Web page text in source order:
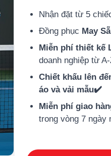
Nhận đặt từ 5
Đồng phục May
Miễn phí thiết kế
doanh nghiệp từ
Chiết khấu lên
áo và vải mẫu✔️
Miễn phí giao
trong vòng 7 ngày